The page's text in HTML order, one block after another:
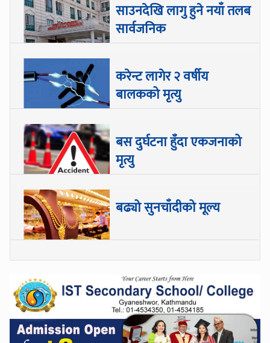
साउनदेखि लागु हुने नयाँ तलब
सार्वजनिक
करेन्ट लागेर २ वर्षीय
बालकको मृत्यु
बस दुर्घटना हुँदा एकजनाको
मृत्यु
बढ्यो सुनचाँदीको मूल्य